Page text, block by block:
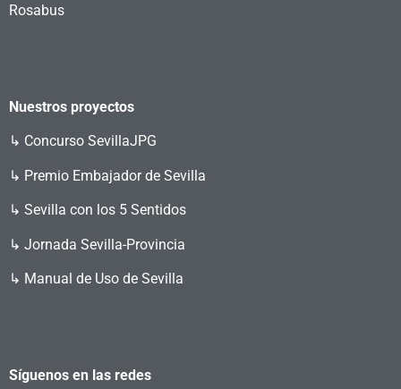
Rosabus
Nuestros proyectos
↳ Concurso SevillaJPG
↳ Premio Embajador de Sevilla
↳ Sevilla con los 5 Sentidos
↳ Jornada Sevilla-Provincia
↳ Manual de Uso de Sevilla
Síguenos en las redes